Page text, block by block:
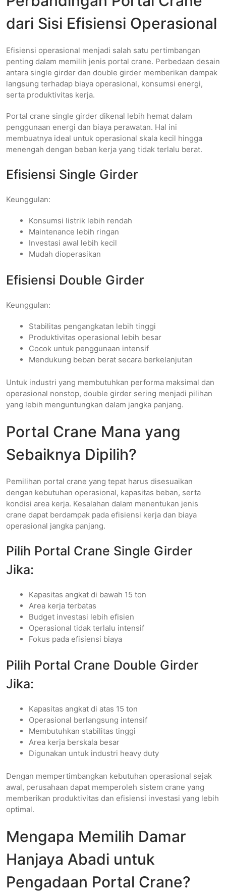
dari Sisi Efisiensi Operasional
Efisiensi operasional menjadi salah satu pertimbangan
penting dalam memilih jenis portal crane. Perbedaan desain
antara single girder dan double girder memberikan dampak
langsung terhadap biaya operasional, konsumsi energi,
serta produktivitas kerja.
Portal crane single girder dikenal lebih hemat dalam
penggunaan energi dan biaya perawatan. Hal ini
membuatnya ideal untuk operasional skala kecil hingga
menengah dengan beban kerja yang tidak terlalu berat.
Efisiensi Single Girder
Keunggulan:
Konsumsi listrik lebih rendah
Maintenance lebih ringan
Investasi awal lebih kecil
Mudah dioperasikan
Efisiensi Double Girder
Keunggulan:
Stabilitas pengangkatan lebih tinggi
Produktivitas operasional lebih besar
Cocok untuk penggunaan intensif
Mendukung beban berat secara berkelanjutan
Untuk industri yang membutuhkan performa maksimal dan
operasional nonstop, double girder sering menjadi pilihan
yang lebih menguntungkan dalam jangka panjang.
Portal Crane Mana yang
Sebaiknya Dipilih?
Pemilihan portal crane yang tepat harus disesuaikan
dengan kebutuhan operasional, kapasitas beban, serta
kondisi area kerja. Kesalahan dalam menentukan jenis
crane dapat berdampak pada efisiensi kerja dan biaya
operasional jangka panjang.
Pilih Portal Crane Single Girder
Jika:
Kapasitas angkat di bawah 15 ton
Area kerja terbatas
Budget investasi lebih efisien
Operasional tidak terlalu intensif
Fokus pada efisiensi biaya
Pilih Portal Crane Double Girder
Jika:
Kapasitas angkat di atas 15 ton
Operasional berlangsung intensif
Membutuhkan stabilitas tinggi
Area kerja berskala besar
Digunakan untuk industri heavy duty
Dengan mempertimbangkan kebutuhan operasional sejak
awal, perusahaan dapat memperoleh sistem crane yang
memberikan produktivitas dan efisiensi investasi yang lebih
optimal.
Mengapa Memilih Damar
Hanjaya Abadi untuk
Pengadaan Portal Crane?